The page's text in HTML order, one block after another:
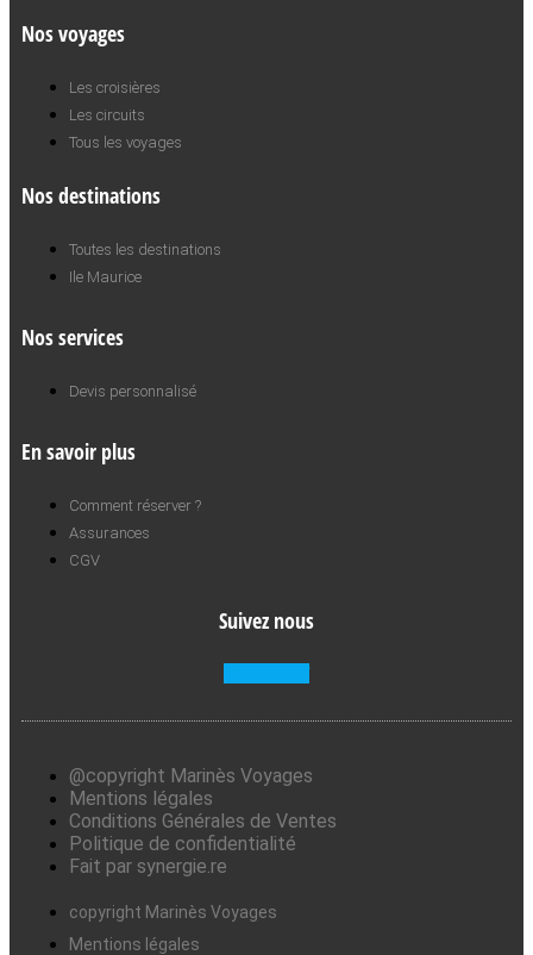
Nos voyages
Les croisières
Les circuits
Tous les voyages
Nos destinations
Toutes les destinations
Ile Maurice
Nos services
Devis personnalisé
En savoir plus
Comment réserver ?
Assurances
CGV
Suivez nous
@copyright Marinès Voyages
Mentions légales
Conditions Générales de Ventes
Politique de confidentialité
Fait par synergie.re
copyright Marinès Voyages
Mentions légales